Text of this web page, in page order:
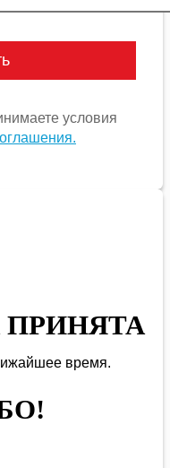
условия
время.